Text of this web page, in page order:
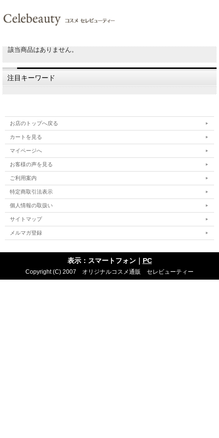
該当商品はありません。
注目キーワード
お店のトップへ戻る
カートを見る
マイページへ
お客様の声を見る
ご利用案内
特定商取引法表示
個人情報の取扱い
サイトマップ
メルマガ登録
表示：スマートフォン｜ PC
Copyright (C) 2007 オリジナルコスメ通販 セレビューティー